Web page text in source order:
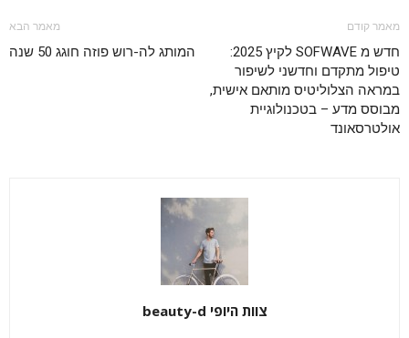
מאמר קודם
חדש מ SOFWAVE לקיץ 2025:
טיפול מתקדם וחדשני לשיפור
במראה הצלוליטיס מותאם אישית,
מבוסס מדע – בטכנולוגיית
אולטרסאונד
מאמר הבא
המותג לה-רוש פוזה חוגג 50 שנה
צוות היופי beauty-d